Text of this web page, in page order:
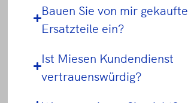
Bauen Sie von mir gekaufte
Ersatzteile ein?
Ist Miesen Kundendienst
vertrauenswürdig?